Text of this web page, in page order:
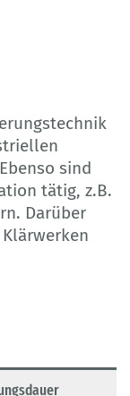
sind
tätig, z.B.
Darüber